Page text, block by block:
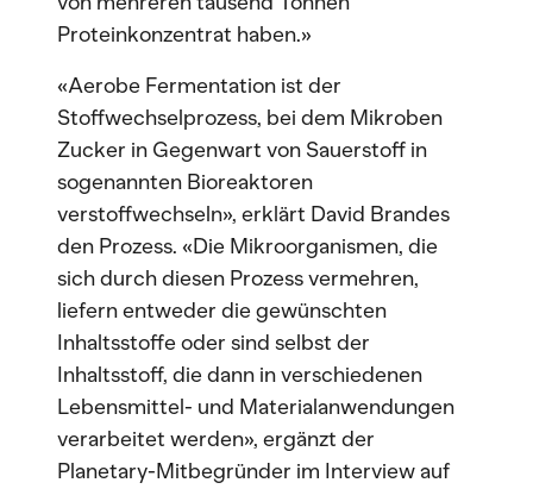
Proteinkonzentrat haben.»
«Aerobe Fermentation ist der
Stoffwechselprozess, bei dem Mikroben
Zucker in Gegenwart von Sauerstoff in
sogenannten Bioreaktoren
verstoffwechseln», erklärt David Brandes
den Prozess. «Die Mikroorganismen, die
sich durch diesen Prozess vermehren,
liefern entweder die gewünschten
Inhaltsstoffe oder sind selbst der
Inhaltsstoff, die dann in verschiedenen
Lebensmittel- und Materialanwendungen
verarbeitet werden», ergänzt der
Planetary-Mitbegründer im Interview auf